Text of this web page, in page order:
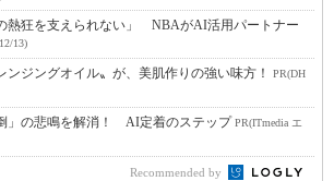
熱狂を支えられない」 NBAがAI活用パートナー
13)
ンジングオイル〟が、美肌作りの強い味方！
PR(DH
」の悲鳴を解消！ AI定着のステップPR(ITmedia エ
Recommended by